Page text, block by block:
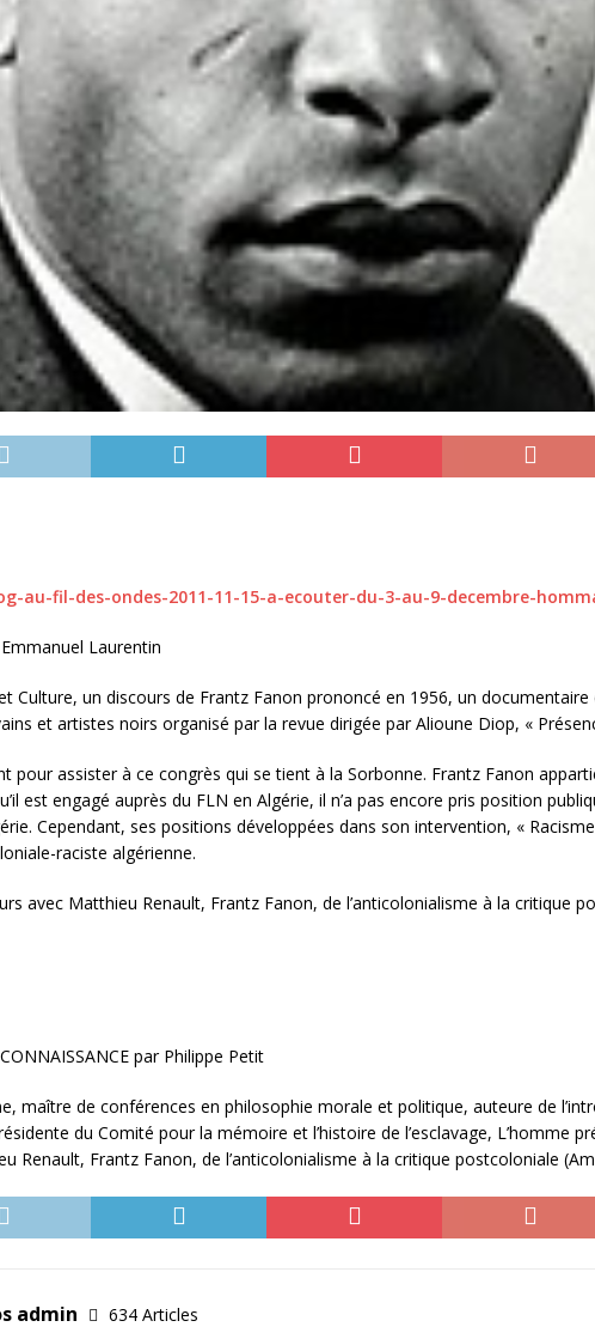
au-fil-des-ondes-2011-11-15-a-ecouter-du-3-au-9-decembre-
Emmanuel Laurentin
Culture, un discours de Frantz Fanon prononcé en 1956, un
et artistes noirs organisé par la revue dirigée par Alioune Diop, «
pour assister à ce congrès qui se tient à la Sorbonne. Frantz Fanon
est engagé auprès du FLN en Algérie, il n’a pas encore pris position
Cependant, ses positions développées dans son intervention, «
raciste algérienne.
avec Matthieu Renault, Frantz Fanon, de l’anticolonialisme à la critique
par Philippe Petit
maître de conférences en philosophie morale et politique, auteure de
du Comité pour la mémoire et l’histoire de l’esclavage, L’homme
Renault, Frantz Fanon, de l’anticolonialisme à la critique postcoloniale
admin
634 Articles